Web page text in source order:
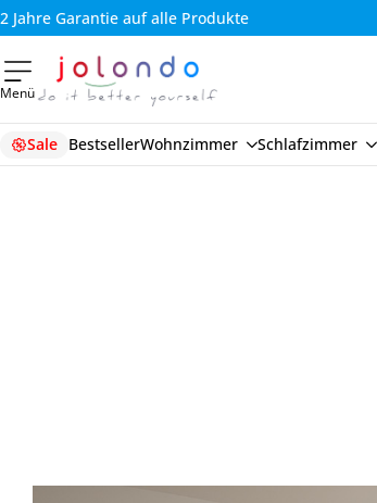
2 Jahre Garantie auf alle Produkte
Menü
Sale BestsellerWohnzimmer Schlafzimmer